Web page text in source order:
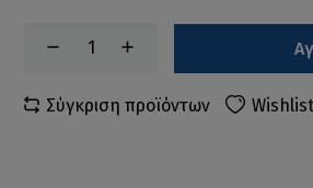
Σύγκριση προϊόντων Wishlist